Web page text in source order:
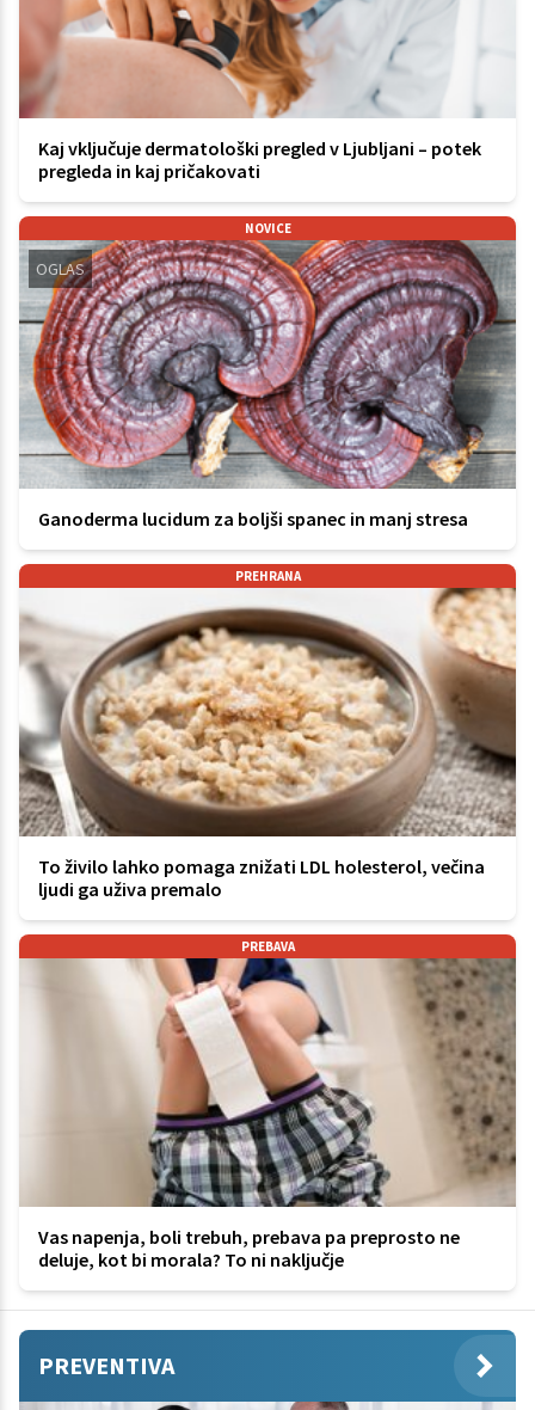
Kaj vključuje dermatološki pregled v Ljubljani – potek
pregleda in kaj pričakovati
NOVICE
OGLAS
Ganoderma lucidum za boljši spanec in manj stresa
PREHRANA
To živilo lahko pomaga znižati LDL holesterol, večina
ljudi ga uživa premalo
PREBAVA
Vas napenja, boli trebuh, prebava pa preprosto ne
deluje, kot bi morala? To ni naključje
PREVENTIVA